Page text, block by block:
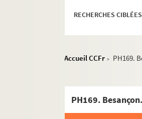
RECHERCHES CIBLÉES
Accueil CCFr > PH169.
PH169.PH1-PH153